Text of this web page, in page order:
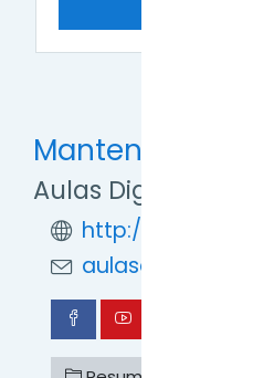
Mantente en
Aulas Digitales TDF
http://